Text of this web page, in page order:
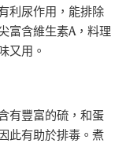
利尿作用，能排除
富含維生素A，料理
又用。
有豐富的硫，和蛋
此有助於排毒。煮